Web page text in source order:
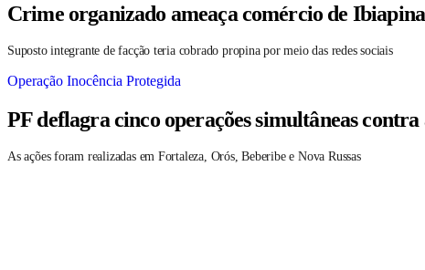
Crime organizado ameaça comércio de
Suposto integrante de facção teria cobrado propina por meio das redes sociais
Operação Inocência Protegida
PF deflagra cinco operações simultâneas
As ações foram realizadas em Fortaleza, Orós, Beberibe e Nova Russas